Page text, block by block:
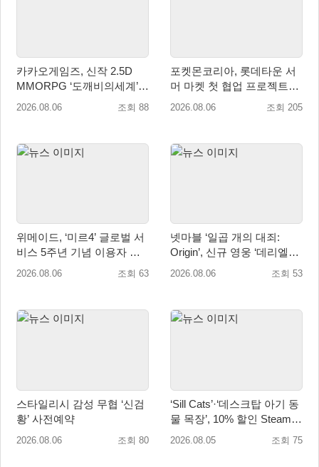
카카오게임즈, 신작 2.5D
MMORPG ‘도깨비의세계’
천만 배우 박지훈 광고 모델
2026.08.06 조회 88
포켓몬코리아, 롯데타운 서
머 마켓 첫 협업 프로젝트
‘포켓몬 별빛낙원’ 개최
2026.08.06 조회 205
위메이드, ‘미르4’ 글로벌 서
비스 5주년 기념 이용자 헌
정 영상 공개
2026.08.06 조회 63
넷마블 ‘일곱 개의 대죄:
Origin’, 신규 영웅 ‘데리엘리’
업데이트 실시
2026.08.06 조회 53
스타일리시 감성 무협 ‘신검
황’ 사전예약
2026.08.06 조회 80
‘Sill Cats’·‘데스크탑 아기 동
물 목장’, 10% 할인 Steam
번들 판매
2026.08.05 조회 75